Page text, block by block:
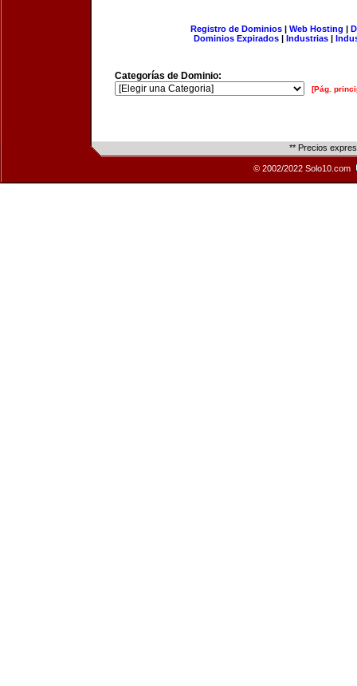
Registro de Dominios| Web Hosting |
Dominios Expirados | Industrias |
Categorías de Dominio:
[Pág.
** Precios
© 2002/2022 Solo10.com